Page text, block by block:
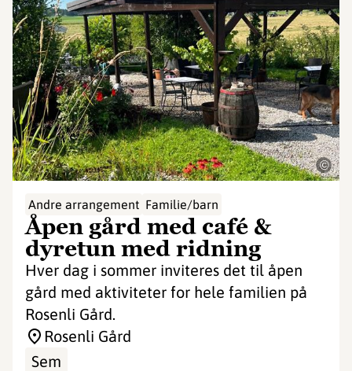
©
Andre arrangement Familie/barn
Åpen gård med café &
dyretun med ridning
Hver dag i sommer inviteres det til åpen
gård med aktiviteter for hele familien på
Rosenli Gård.
Rosenli Gård
Sem